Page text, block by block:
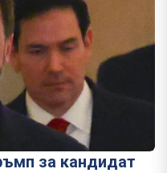
за кандидат